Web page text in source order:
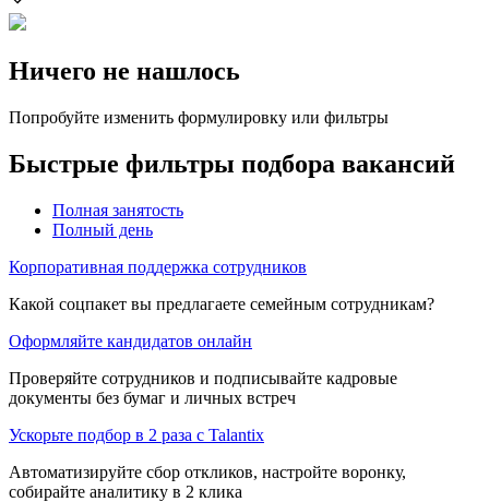
Ничего не нашлось
Попробуйте изменить формулировку или фильтры
Быстрые фильтры подбора вакансий
Полная занятость
Полный день
Корпоративная поддержка сотрудников
Какой соцпакет вы предлагаете семейным сотрудникам?
Оформляйте кандидатов онлайн
Проверяйте сотрудников и подписывайте кадровые
документы без бумаг и личных встреч
Ускорьте подбор в 2 раза с Talantix
Автоматизируйте сбор откликов, настройте воронку,
собирайте аналитику в 2 клика